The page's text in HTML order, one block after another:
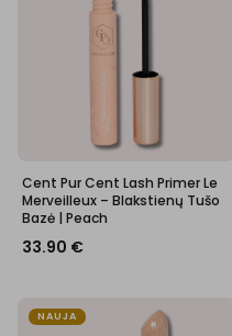
Cent Pur Cent Lash Primer Le
Merveilleux – Blakstienų Tušo
Bazė | Peach
33.90 €
NAUJA